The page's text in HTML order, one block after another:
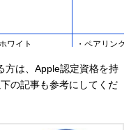
ホワイト
・ペアリングと
クタ
方は、Apple認定資格を持
の記事も参考にしてくだ